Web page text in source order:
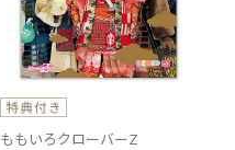
ももいろクローバーZ